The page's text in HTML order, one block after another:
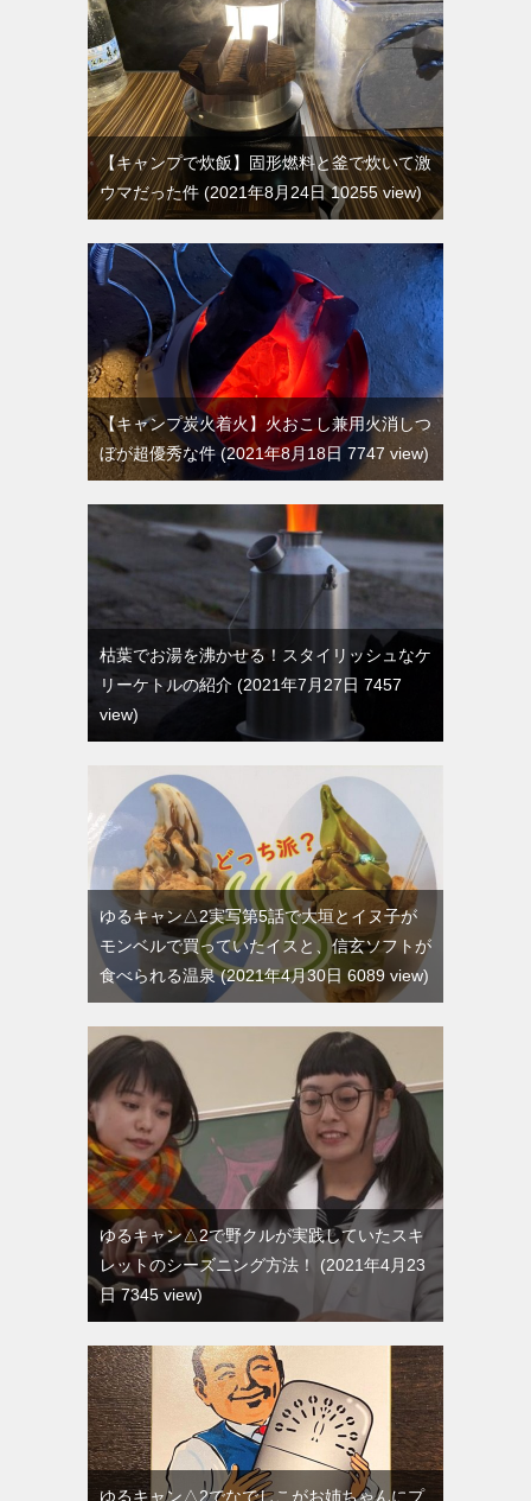
【キャンプで炊飯】固形燃料と釜で炊いて激
ウマだった件 2021年8月24日 10255 view
【キャンプ炭火着火】火おこし兼用火消しつ
ぼが超優秀な件 2021年8月18日 7747 view
枯葉でお湯を沸かせる！スタイリッシュなケ
リーケトルの紹介
2021年7月27日 7457
view
ゆるキャン△2実写第5話で大垣とイヌ子が
モンベルで買っていたイスと、信玄ソフトが
食べられる温泉 2021年4月30日 6089 view
ゆるキャン△2で野クルが実践していたスキ
レットのシーズニング方法！
2021年4月23
日 7345 view
ゆるキャン△2でなでしこがお姉ちゃんにプ